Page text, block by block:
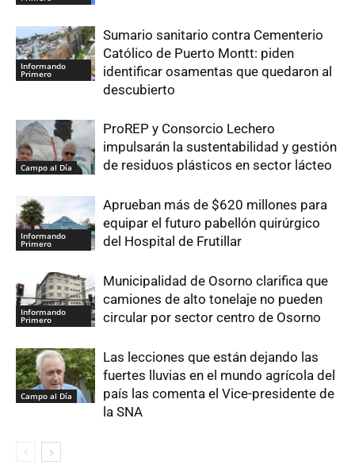
Informando
Primero
Sumario sanitario contra Cementerio
Católico de Puerto Montt: piden
identificar osamentas que quedaron al
descubierto
Campo al Día
ProREP y Consorcio Lechero
impulsarán la sustentabilidad y gestión
de residuos plásticos en sector lácteo
Informando
Primero
Aprueban más de $620 millones para
equipar el futuro pabellón quirúrgico
del Hospital de Frutillar
Informando
Primero
Municipalidad de Osorno clarifica que
camiones de alto tonelaje no pueden
circular por sector centro de Osorno
Campo al Día
Las lecciones que están dejando las
fuertes lluvias en el mundo agrícola del
país las comenta el Vice-presidente de
la SNA